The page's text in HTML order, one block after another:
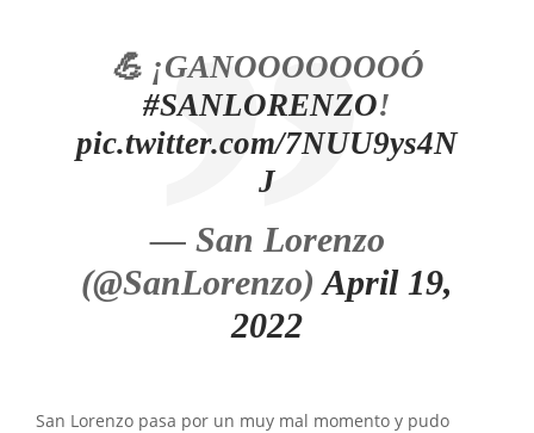
💪 ¡GANOOOOOOOÓ
#SANLORENZO!
pic.twitter.com/7NUU9ys4N
J
— San Lorenzo
(@SanLorenzo)April 19,
2022
San Lorenzo pasa por un muy mal momento y pudo